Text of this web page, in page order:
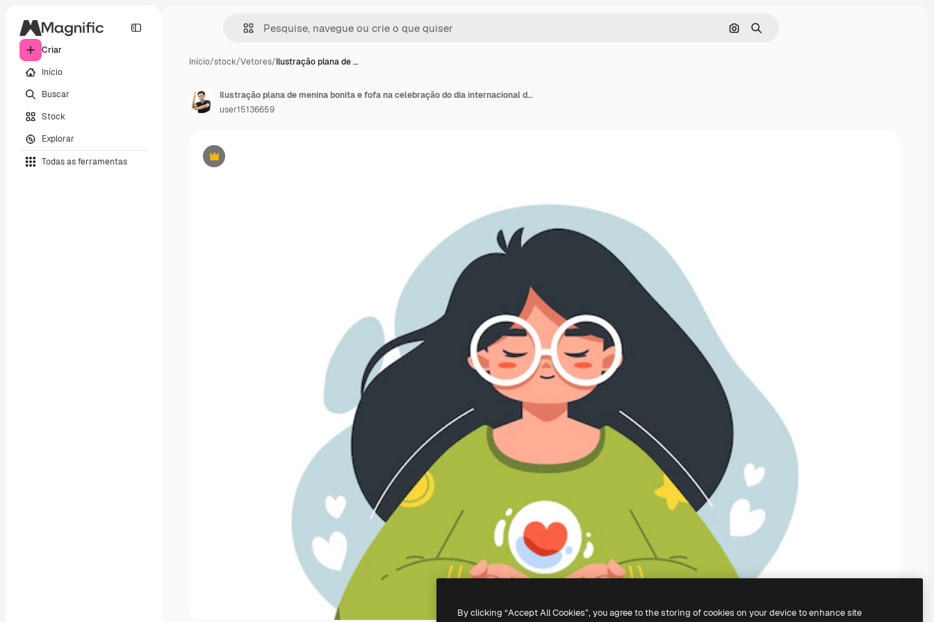
Criar
Início
Buscar
Stock
Explorar
Todas as ferramentas
Pesquisar por imagem
Buscar
Início/stock/Vetores/Ilustração plana de …
Premium
Ilustração plana de menina bonita e fofa na celebração do dia internacional da mulher
user15136659
By clicking “Accept All Cookies”, you agree to the storing of cookies on your device to enhance site